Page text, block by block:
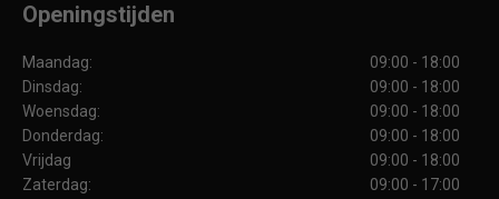
Openingstijden
Maandag:
09:00 - 18:00
Dinsdag:
09:00 - 18:00
Woensdag:
09:00 - 18:00
Donderdag:
09:00 - 18:00
Vrijdag
09:00 - 18:00
Zaterdag:
09:00 - 17:00